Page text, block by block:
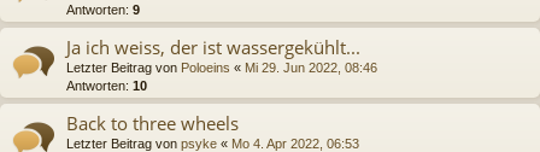
Antworten: 9
Ja ich weiss, der ist wassergekühlt...
Letzter Beitrag von Poloeins « Mi 29. Jun 2022, 08:46
Antworten: 10
Back to three wheels
Letzter Beitrag von psyke « Mo 4. Apr 2022, 06:53